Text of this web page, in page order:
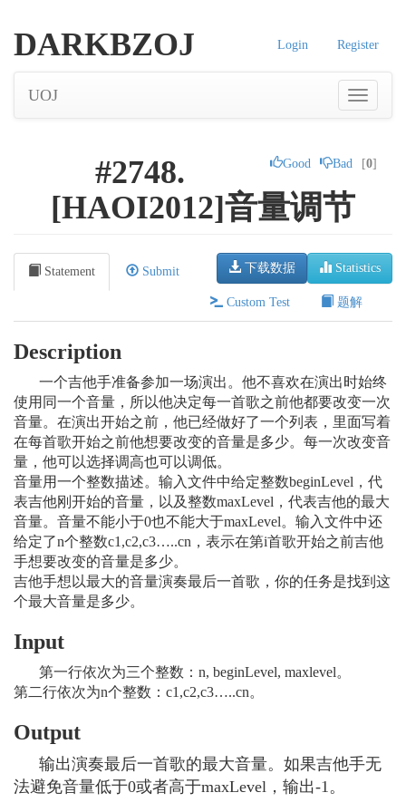
Login Register
DARKBZOJ
UOJ
Good Bad [0]
#2748.
[HAOI2012]音量调节
Statistics
下载数据
Statement Submit
Custom Test 题解
Description
一个吉他手准备参加一场演出。他不喜欢在演出时始终
使用同一个音量，所以他决定每一首歌之前他都要改变一次
音量。在演出开始之前，他已经做好了一个列表，里面写着
在每首歌开始之前他想要改变的音量是多少。每一次改变音
量，他可以选择调高也可以调低。
音量用一个整数描述。输入文件中给定整数beginLevel，代
表吉他刚开始的音量，以及整数maxLevel，代表吉他的最大
音量。音量不能小于0也不能大于maxLevel。输入文件中还
给定了n个整数c1,c2,c3…..cn，表示在第i首歌开始之前吉他
手想要改变的音量是多少。
吉他手想以最大的音量演奏最后一首歌，你的任务是找到这
个最大音量是多少。
Input
第一行依次为三个整数：n, beginLevel, maxlevel。
第二行依次为n个整数：c1,c2,c3…..cn。
Output
输出演奏最后一首歌的最大音量。如果吉他手无
法避免音量低于0或者高于maxLevel，输出-1。